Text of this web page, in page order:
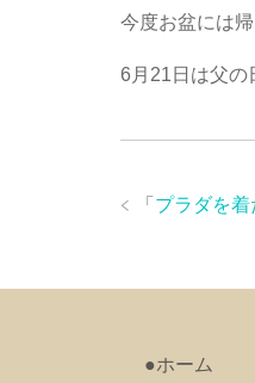
今度お盆には
6月21日は父の
「 プラダを
●ホーム